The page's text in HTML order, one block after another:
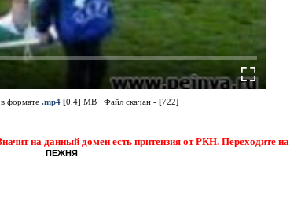
формате .mp4 [0.4] MB Файл скачан - [722]
на данный домен есть притензия от РКН. Переходите на
ПЕЖНЯ